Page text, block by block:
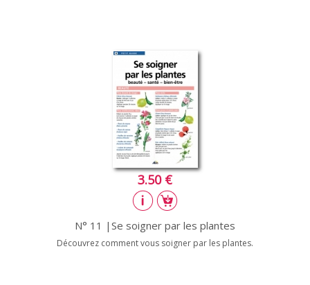
3.50 €
N° 11 |Se soigner par les plantes
Découvrez comment vous soigner par les plantes.